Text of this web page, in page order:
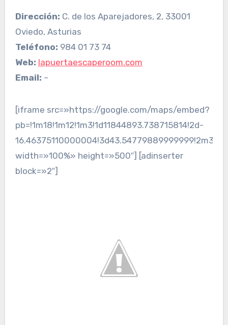
Dirección: C. de los Aparejadores, 2, 33001
Oviedo, Asturias
Teléfono: 984 01 73 74
Web: lapuertaescaperoom.com
Email: –
[iframe src=»https://google.com/maps/embed?
pb=!1m18!1m12!1m3!1d11844893.738715814!2d-
width=»100%» height=»500″] [adinserter
block=»2″]